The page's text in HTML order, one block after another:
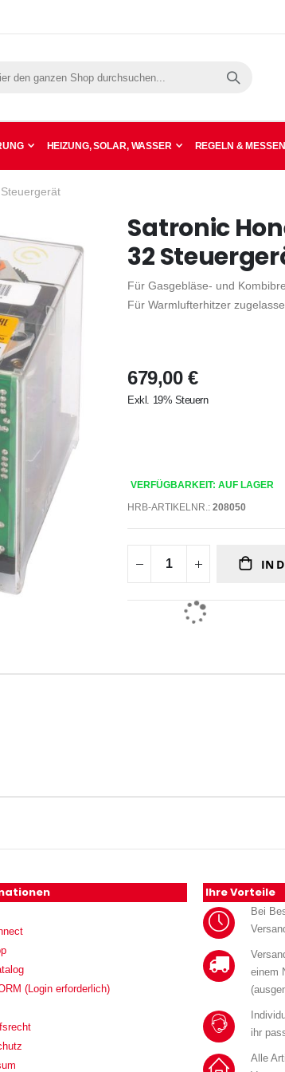
HEIZUNG, SOLAR, WASSER REGELN & MESSEN
Satronic
32
Für Gasgebläse- und
Für Warmlufterhitzer
679,00 €
Exkl. 19% Steuern
VERFÜGBARKEIT: AUF LAGER
HRB-ARTIKELNR.:208050
IN
(Login erforderlich)
Ihre Vorteile
Bei
einem
ihr
Alle